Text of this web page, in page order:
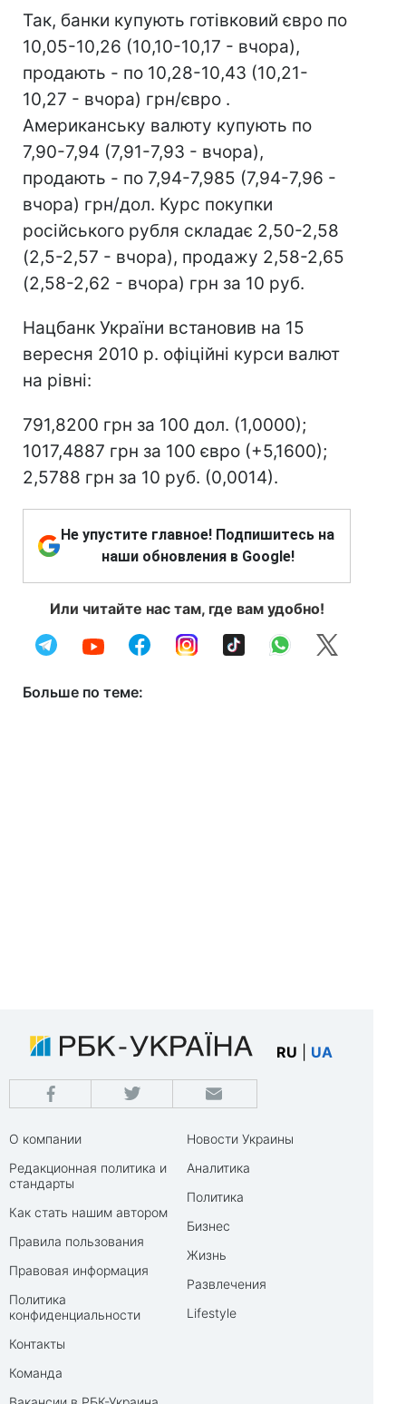
Так, банки купують готівковий євро по
10,05-10,26 (10,10-10,17 - вчора),
продають - по 10,28-10,43 (10,21-
10,27 - вчора) грн/євро .
Американську валюту купують по
7,90-7,94 (7,91-7,93 - вчора),
продають - по 7,94-7,985 (7,94-7,96 -
вчора) грн/дол. Курс покупки
російського рубля складає 2,50-2,58
(2,5-2,57 - вчора), продажу 2,58-2,65
(2,58-2,62 - вчора) грн за 10 руб.
Нацбанк України встановив на 15
вересня 2010 р. офіційні курси валют
на рівні:
791,8200 грн за 100 дол. (1,0000);
1017,4887 грн за 100 євро (+5,1600);
2,5788 грн за 10 руб. (0,0014).
Не упустите главное! Подпишитесь на
наши обновления в Google!
Или читайте нас там, где вам удобно!
Больше по теме:
RU UA
О компании
Редакционная политика и
стандарты
Как стать нашим автором
Правила пользования
Правовая информация
Политика
конфиденциальности
Контакты
Команда
Новости Украины
Аналитика
Политика
Бизнес
Жизнь
Развлечения
Lifestyle